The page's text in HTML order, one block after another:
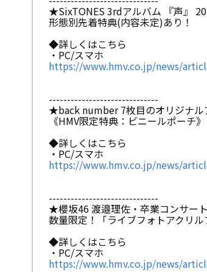
★SixTONES 3rdアルバム 『声』
形態別先着特典(内容未定)あり！
◆詳しくはこちら
・PC/スマホ
https://www.hmv.co.jp/news/
------------------------------
★back number 7枚目のオリジナル
《HMV限定特典：ビニールポーチ》
◆詳しくはこちら
・PC/スマホ
https://www.hmv.co.jp/news/
------------------------------
★櫻坂46 渡邉理佐・卒業コンサート
数量限定！「ライブフォトアクリ
◆詳しくはこちら
・PC/スマホ
https://www.hmv.co.jp/news/